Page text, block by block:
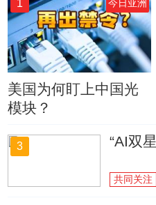
1 今日亚洲
美国为何盯上中国光
模块？
3 “AI双
共同关注